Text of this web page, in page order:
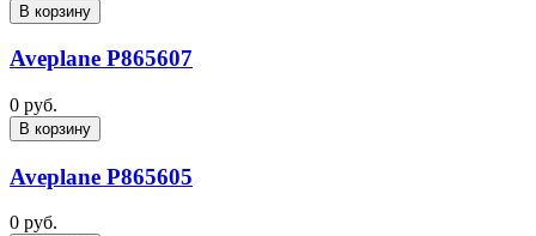
В корзину
Aveplane P865607
0 руб.
В корзину
Aveplane P865605
0 руб.